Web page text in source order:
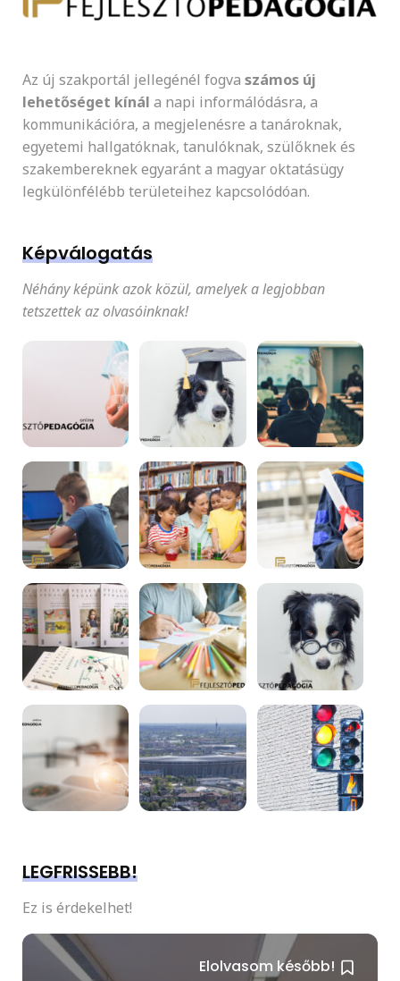
Az új szakportál jellegénél fogva számos új
lehetőséget kínál a napi informálódásra, a
kommunikációra, a megjelenésre a tanároknak,
egyetemi hallgatóknak, tanulóknak, szülőknek és
szakembereknek egyaránt a magyar oktatásügy
legkülönfélébb területeihez kapcsolódóan.
Képválogatás
Néhány képünk azok közül, amelyek a legjobban
tetszettek az olvasóinknak!
LEGFRISSEBB!
Ez is érdekelhet!
Elolvasom később!